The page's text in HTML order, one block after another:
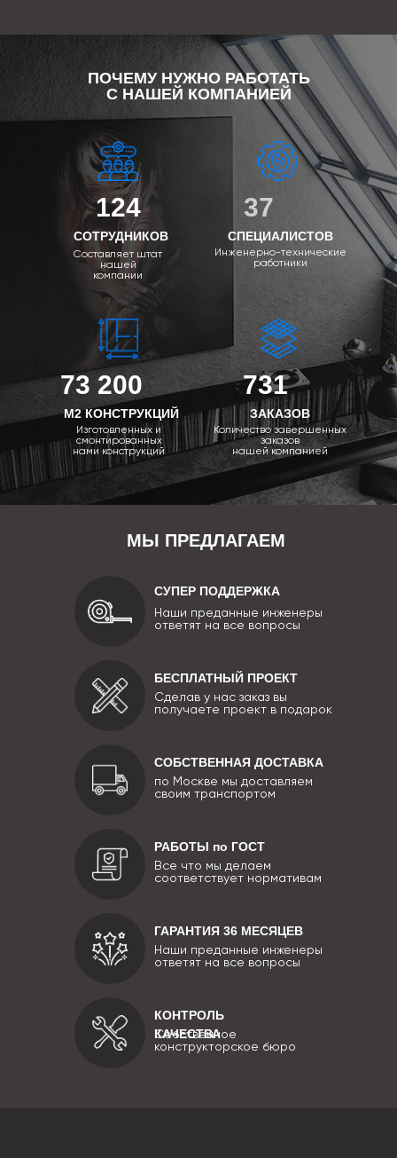
ПОЧЕМУ НУЖНО РАБОТАТЬ
С НАШЕЙ КОМПАНИЕЙ
124
СОТРУДНИКОВ
Составляет штат
нашей
компании
73 200
М2 КОНСТРУКЦИЙ
Изготовленных и
смонтированных
нами конструкций
731
ЗАКАЗОВ
Количество завершенных
заказов
нашей компанией
37
СПЕЦИАЛИСТОВ
Инженерно-технические
работники
МЫ ПРЕДЛАГАЕМ
СУПЕР ПОДДЕРЖКА
Наши преданные инженеры
ответят на все вопросы
БЕСПЛАТНЫЙ ПРОЕКТ
Сделав у нас заказ вы
получаете проект в подарок
СОБСТВЕННАЯ ДОСТАВКА
по Москве мы доставляем
своим транспортом
РАБОТЫ по ГОСТ
Все что мы делаем
соответствует нормативам
КОНТРОЛЬ
КАЧЕСТВА
Собственное
конструкторское бюро
ГАРАНТИЯ 36 МЕСЯЦЕВ
Наши преданные инженеры
ответят на все вопросы